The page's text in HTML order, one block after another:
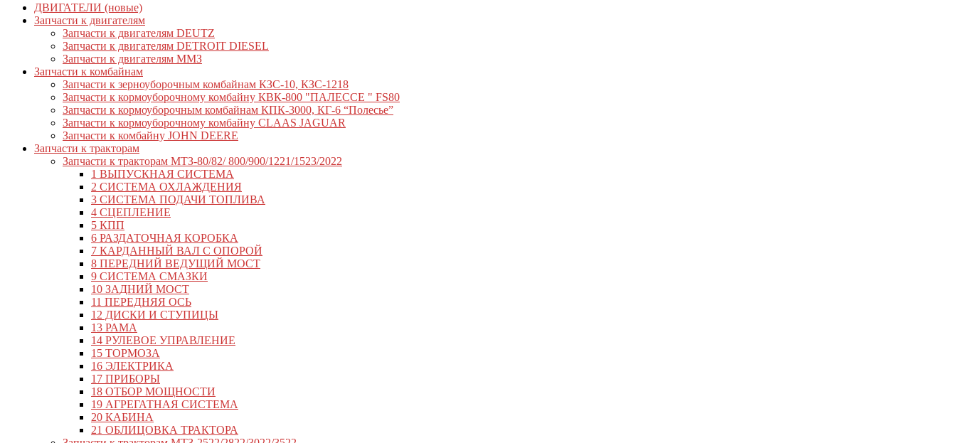
ДВИГАТЕЛИ (новые)
Запчасти к двигателям
Запчасти к двигателям DEUTZ
Запчасти к двигателям DETROIT DIESEL
Запчасти к двигателям ММЗ
Запчасти к комбайнам
Запчасти к зерноуборочным комбайнам КЗС-10, КЗС-1218
Запчасти к кормоуборочному комбайну КВК-800 "ПАЛЕССЕ " FS80
Запчасти к кормоуборочным комбайнам КПК-3000, КГ-6 “Полесье”
Запчасти к кормоуборочному комбайну CLAAS JAGUAR
Запчасти к комбайну JOHN DEERE
Запчасти к тракторам
Запчасти к тракторам МТЗ-80/82/ 800/900/1221/1523/2022
1 ВЫПУСКНАЯ СИСТЕМА
2 СИСТЕМА ОХЛАЖДЕНИЯ
3 СИСТЕМА ПОДАЧИ ТОПЛИВА
4 СЦЕПЛЕНИЕ
5 КПП
6 РАЗДАТОЧНАЯ КОРОБКА
7 КАРДАННЫЙ ВАЛ С ОПОРОЙ
8 ПЕРЕДНИЙ ВЕДУЩИЙ МОСТ
9 СИСТЕМА СМАЗКИ
10 ЗАДНИЙ МОСТ
11 ПЕРЕДНЯЯ ОСЬ
12 ДИСКИ И СТУПИЦЫ
13 РАМА
14 РУЛЕВОЕ УПРАВЛЕНИЕ
15 ТОРМОЗА
16 ЭЛЕКТРИКА
17 ПРИБОРЫ
18 ОТБОР МОЩНОСТИ
19 АГРЕГАТНАЯ СИСТЕМА
20 КАБИНА
21 ОБЛИЦОВКА ТРАКТОРА